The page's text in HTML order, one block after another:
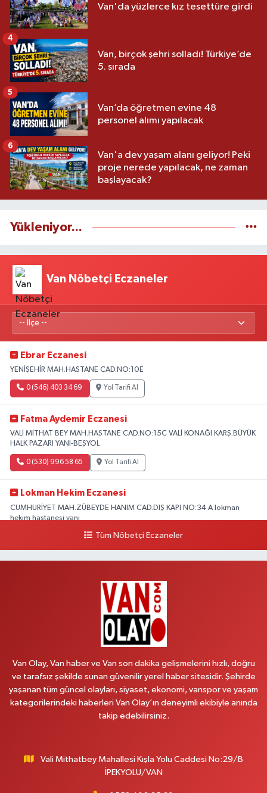
Van'da yüzlerce kız tesettüre girdi
Van, birçok şehri solladı! Türkiye’de
5. sırada
4
Van’da öğretmen evine 48
personel alımı yapılacak
5
Van'a dev yaşam alanı geliyor! Peki
proje nerede yapılacak, ne zaman
başlayacak?
6
Yükleniyor...
Van Nöbetçi Eczaneler
Ebrar Eczanesi
YENİŞEHİR MAH.HASTANE CAD.NO:10E
0 (546) 403 34 69 Yol Tarifi Al
Fatma Aydemir Eczanesi
VALİ MİTHAT BEY MAH.HASTANE CAD.NO:15C VALİ KONAĞI KARŞ.BÜYÜK
HALK PAZARI YANI-BEŞYOL
0 (530) 996 58 65 Yol Tarifi Al
Lokman Hekim Eczanesi
CUMHURİYET MAH.ZÜBEYDE HANIM CAD.DIŞ KAPI NO:34 A lokman
hekim hastanesi yanı
Yol Tarifi Al
Vanyolu Caddesi Yeni Diş Hastanesi Yanı NO:102F
Yol Tarifi Al
CUMHURİYET MAH.KONAK SK.NO:6
0 (530) 442 24 65 Yol Tarifi Al
Yiğit Eczanesi
HATUNİYE MAHALLESİ ASMİN SOKAK NO:3 A ÖZEL AKDAMAR
Tüm Nöbetçi Eczaneler
Van Olay, Van haber ve Van son dakika gelişmelerini hızlı, doğru
ve tarafsız şekilde sunan güvenilir yerel haber sitesidir. Şehirde
yaşanan tüm güncel olayları, siyaset, ekonomi, vanspor ve yaşam
kategorilerindeki haberleri Van Olay’ın deneyimli ekibiyle anında
takip edebilirsiniz.
Vali Mithatbey Mahallesi Kışla Yolu Caddesi No:29/B
İPEKYOLU/VAN